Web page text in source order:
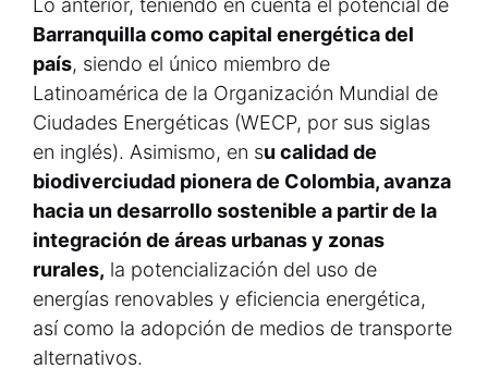
Lo anterior, teniendo en cuenta el potencial de
Barranquilla como capital energética del
país, siendo el único miembro de
Latinoamérica de la Organización Mundial de
Ciudades Energéticas (WECP, por sus siglas
en inglés). Asimismo, en su calidad de
biodiverciudad pionera de Colombia, avanza
hacia un desarrollo sostenible a partir de la
integración de áreas urbanas y zonas
rurales, la potencialización del uso de
energías renovables y eficiencia energética,
así como la adopción de medios de transporte
alternativos.